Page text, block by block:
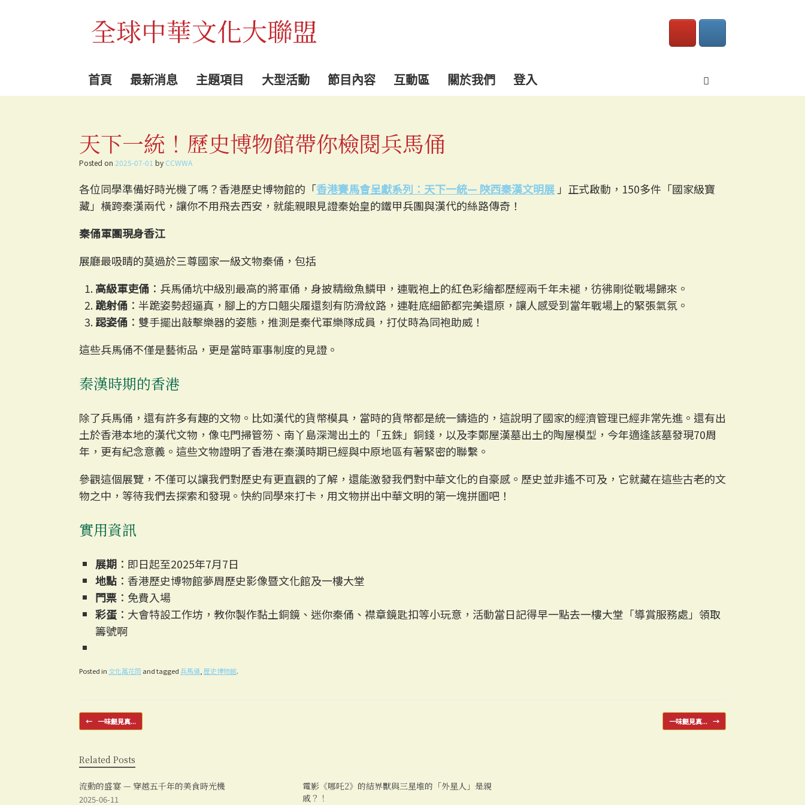
全球中華文化大聯盟
首頁 最新消息 主題項目 大型活動 節目內容 互動區 關於我們 登入
天下一統！歷史博物館帶你檢閱兵馬俑
Posted on 2025-07-01 by CCWWA
各位同學準備好時光機了嗎？香港歷史博物館的「香港賽馬會呈獻系列︰天下一統— 陝西秦漢文明展」正式啟動，150多件「國家級寶
藏」橫跨秦漢兩代，讓你不用飛去西安，就能親眼見證秦始皇的鐵甲兵團與漢代的絲路傳奇！
秦俑軍團現身香江
展廳最吸睛的莫過於三尊國家一級文物秦俑，包括
高級軍吏俑 ：兵馬俑坑中級別最高的將軍俑，身披精緻魚鱗甲，連戰袍上的紅色彩繪都歷經兩千年未褪，彷彿剛從戰場歸來。
跪射俑 ：半跪姿勢超逼真，腳上的方口翹尖履還刻有防滑紋路，連鞋底細節都完美還原，讓人感受到當年戰場上的緊張氣氛。
跽姿俑 ：雙手擺出敲擊樂器的姿態，推測是秦代軍樂隊成員，打仗時為同袍助威！
這些兵馬俑不僅是藝術品，更是當時軍事制度的見證。
秦漢時期的香港
除了兵馬俑，還有許多有趣的文物。比如漢代的貨幣模具，當時的貨幣都是統一鑄造的，這說明了國家的經濟管理已經非常先進。還有出
土於香港本地的漢代文物，像屯門掃管笏、南丫島深灣出土的「五銖」銅錢，以及李鄭屋漢墓出土的陶屋模型，今年適逢該墓發現70周
年，更有紀念意義。這些文物證明了香港在秦漢時期已經與中原地區有著緊密的聯繫。
參觀這個展覽，不僅可以讓我們對歷史有更直觀的了解，還能激發我們對中華文化的自豪感。歷史並非遙不可及，它就藏在這些古老的文
物之中，等待我們去探索和發現。快約同學來打卡，用文物拼出中華文明的第一塊拼圖吧！
實用資訊
展期 ：即日起至2025年7月7日
地點 ：香港歷史博物館夢周歷史影像暨文化館及一樓大堂
門票 ：免費入場
彩蛋 ：大會特設工作坊，教你製作黏土銅鏡、迷你秦俑、襟章鏡匙扣等小玩意，活動當日記得早一點去一樓大堂「導賞服務處」領取
籌號啊
Posted in 文化萬花筒and tagged兵馬俑 歷史博物館.
Post navigation
← 一味餸見真... 一味餸見真... →
Related Posts
流動的盛宴 — 穿越五千年的美食時光機
2025-06-11
電影《哪吒2》的結界獸與三星堆的「外星人」是親
戚？！